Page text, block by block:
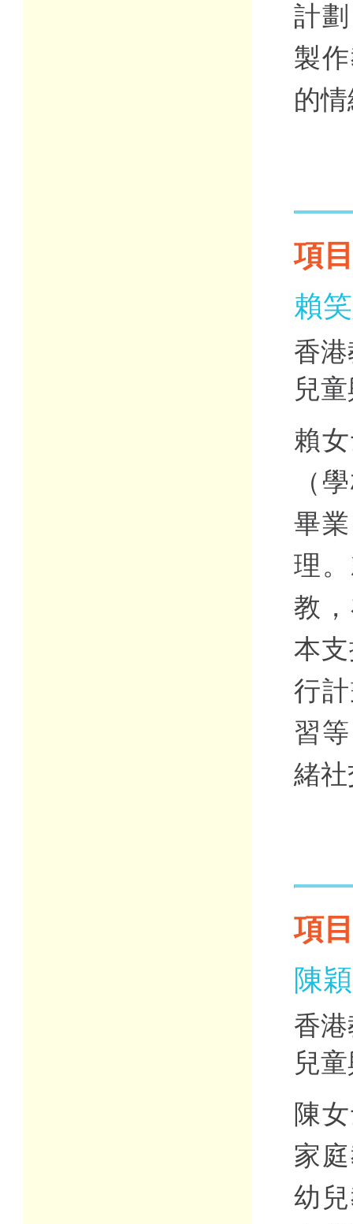
計
製
的
項
賴
香
兒
賴
（
畢
理
教
本
行
習
緒
項
陳
香
兒
陳
家
幼